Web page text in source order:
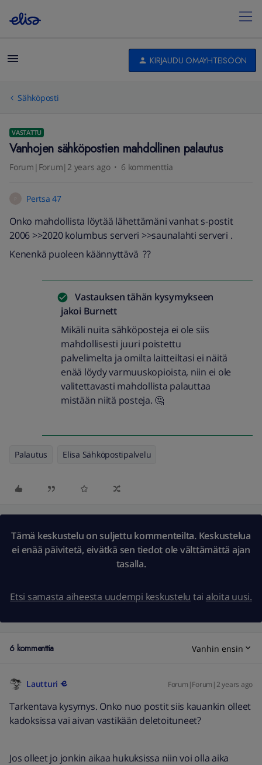
KIRJAUDU OMAYHTEISÖÖN
Sähköposti
VASTATTU
Vanhojen sähköpostien mahdollinen palautus
Forum|Forum|2 years ago 6 kommenttia
Pertsa 47
Onko mahdollista löytää lähettämäni vanhat s-postit
2006 >>2020 kolumbus serveri >>saunalahti serveri .
Kenenkä puoleen käännyttävä ??
Vastauksen tähän kysymykseen
jakoi Burnett
Mikäli nuita sähköposteja ei ole siis
mahdollisesti juuri poistettu
palvelimelta ja omilta laitteiltasi ei näitä
enää löydy varmuuskopioista, niin ei ole
valitettavasti mahdollista palauttaa
mistään niitä posteja. 🤔
Palautus Elisa Sähköpostipalvelu
Tämä keskustelu on suljettu kommenteilta. Keskustelua
ei enää päivitetä, eivätkä sen tiedot ole välttämättä ajan
tasalla.
Etsi samasta aiheesta uudempi keskustelu tai aloita uusi.
6 kommenttia Vanhin ensin
Lautturi Forum|Forum|2 years ago
Tarkentava kysymys. Onko nuo postit siis kauankin olleet
kadoksissa vai aivan vastikään deletoituneet?
Jos olleet jo jonkin aikaa hukuksissa niin voi olla aika